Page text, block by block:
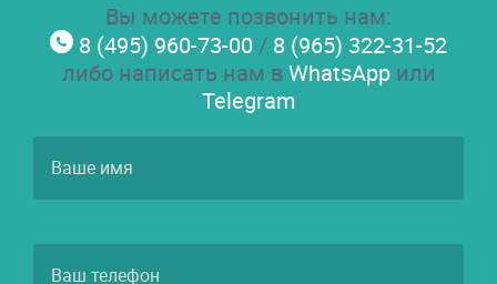
Вы можете позвонить нам:
8 (495) 960-73-00 / 8 (965) 322-31-52
либо написать нам вWhatsAppили
Telegram